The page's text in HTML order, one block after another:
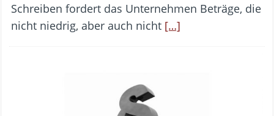
Schreiben fordert das Unternehmen Beträge, die
nicht niedrig, aber auch nicht […]